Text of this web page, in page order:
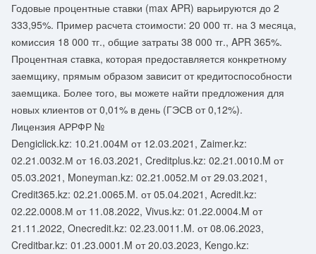
Годовые процентные ставки (max APR) варьируются до 2
333,95%. Пример расчета стоимости: 20 000 тг. на 3 месяца,
комиссия 18 000 тг., общие затраты 38 000 тг., APR 365%.
Процентная ставка, которая предоставляется конкретному
заемщику, прямым образом зависит от кредитоспособности
заемщика. Более того, вы можете найти предложения для
новых клиентов от 0,01% в день (ГЭСВ от 0,12%).
Лицензия АРРФР №
Dengiclick.kz: 10.21.004М от 12.03.2021, Zaimer.kz:
02.21.0032.М от 16.03.2021, Creditplus.kz: 02.21.0010.M от
05.03.2021, Moneyman.kz: 02.21.0052.М от 29.03.2021,
Credit365.kz: 02.21.0065.M. от 05.04.2021, Acredit.kz:
02.22.0008.М от 11.08.2022, Vivus.kz: 01.22.0004.M от
21.11.2022, Onecredit.kz: 02.23.0011.M. от 08.06.2023,
Creditbar.kz: 01.23.0001.M от 20.03.2023, Kengo.kz: